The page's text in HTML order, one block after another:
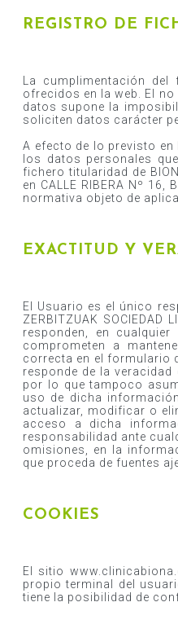
REGISTRO DE
La cumplimentación
ofrecidos en la web. El
datos supone la
soliciten datos carácter
A efecto de lo previsto en
los datos personales
fichero titularidad de
en CALLE RIBERA Nº
normativa objeto de
EXACTITUD Y
El Usuario es el único
ZERBITZUAK
responden, en
comprometen a
correcta en el formulario
responde de la
por lo que tampoco
uso de dicha información.
actualizar, modificar o
acceso a dicha
responsabilidad ante
omisiones, en la
que proceda de fuentes
COOKIES
El sitio
propio terminal del
tiene la posibilidad de